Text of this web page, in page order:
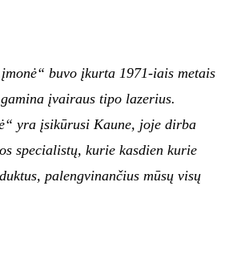
buvo įkurta 1971-iais metais
įvairaus tipo lazerius.
yra įsikūrusi Kaune, joje dirba
specialistų, kurie kasdien kurie
palengvinančius mūsų visų